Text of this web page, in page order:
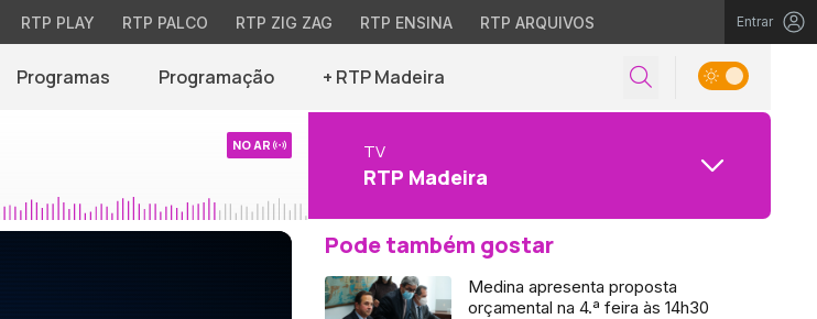
RTP PLAY RTP PALCO RTP ZIG ZAG RTP ENSINA RTP ARQUIVOS Entrar
Programas Programação + RTP Madeira
NO AR TV
RTP Madeira
Pode também gostar
Medina apresenta proposta
orçamental na 4.ª feira às 14h30